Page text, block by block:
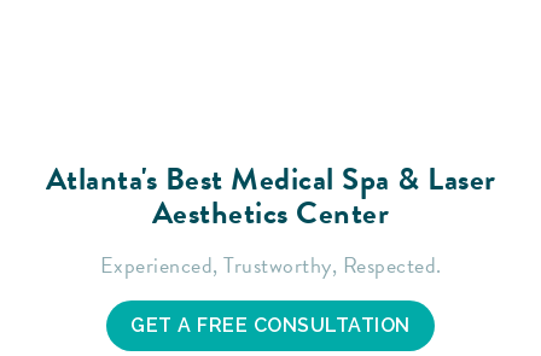
Atlanta's Best Medical Spa & Laser
Aesthetics Center
Experienced, Trustworthy, Respected.
GET A FREE CONSULTATION